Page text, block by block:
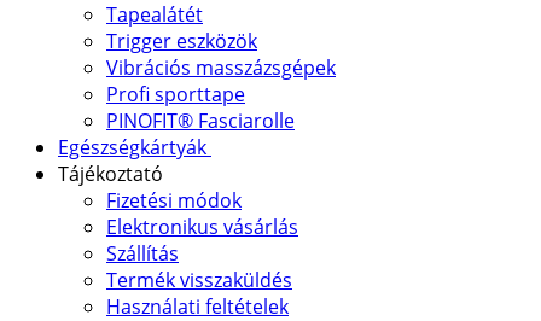
Tapealátét
Trigger eszközök
Vibrációs masszázsgépek
Profi sporttape
PINOFIT® Fasciarolle
Egészségkártyák
Tájékoztató
Fizetési módok
Elektronikus vásárlás
Szállítás
Termék visszaküldés
Használati feltételek